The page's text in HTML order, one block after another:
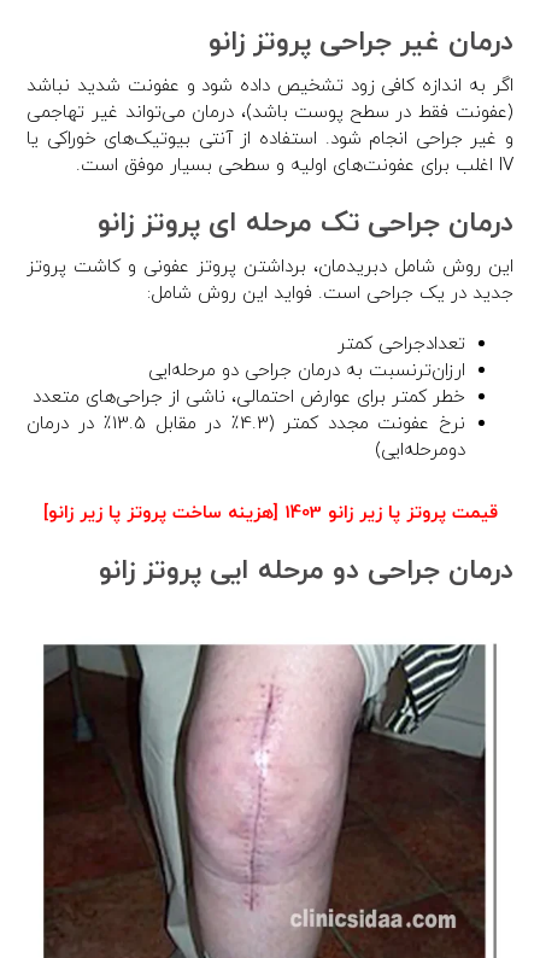
درمان غیر جراحی پروتز زانو
اگر به اندازه کافی زود تشخیص داده شود و عفونت شدید نباشد
(عفونت فقط در سطح پوست باشد)، درمان می‌تواند غیر تهاجمی
و غیر جراحی انجام شود. استفاده از آنتی بیوتیک‌های خوراکی یا
IV اغلب برای عفونت‌های اولیه و سطحی بسیار موفق است.
درمان جراحی تک مرحله ای پروتز زانو
این روش شامل دبریدمان، برداشتن پروتز عفونی و کاشت پروتز
جدید در یک جراحی است. فواید این روش شامل:
تعدادجراحی‌ کمتر
ارزان‌‌ترنسبت به درمان جراحی دو مرحله‌ایی
خطر کمتر برای عوارض احتمالی، ناشی از جراحی‌های متعدد
نرخ عفونت مجدد کمتر (4.3٪ در مقابل 13.5٪ در درمان
دومرحله‌ایی)
قیمت پروتز پا زیر زانو 1403 [هزینه ساخت پروتز پا زیر زانو]
درمان جراحی دو مرحله ایی پروتز زانو